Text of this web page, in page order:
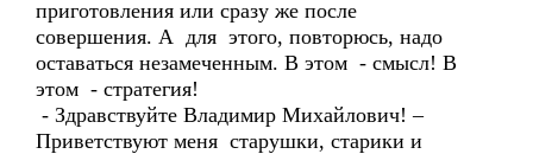
приготовления или сразу же после
совершения. А для этого, повторюсь, надо
оставаться незамеченным. В этом - смысл! В
этом - стратегия!
- Здравствуйте Владимир Михайлович! –
Приветствуют меня старушки, старики и